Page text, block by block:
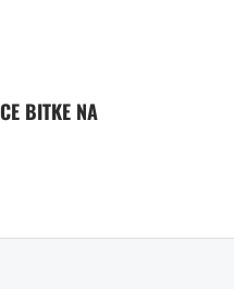
BITKE NA